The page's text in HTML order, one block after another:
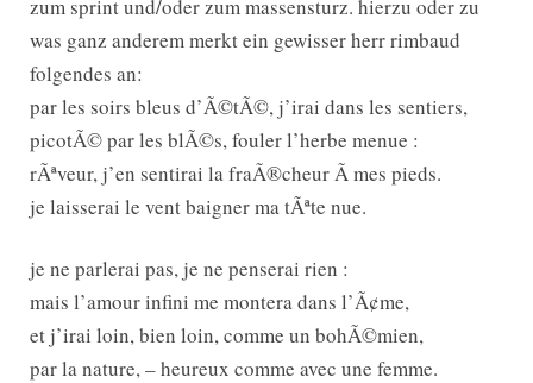
zum sprint und/oder zum massensturz. hierzu oder zu
was ganz anderem merkt ein gewisser herr rimbaud
folgendes an:
par les soirs bleus d’Ã©tÃ©, j’irai dans les sentiers,
picotÃ© par les blÃ©s, fouler l’herbe menue :
rÃªveur, j’en sentirai la fraÃ®cheur Ã mes pieds.
je laisserai le vent baigner ma tÃªte nue.
je ne parlerai pas, je ne penserai rien :
mais l’amour infini me montera dans l’Ã¢me,
et j’irai loin, bien loin, comme un bohÃ©mien,
par la nature, – heureux comme avec une femme.